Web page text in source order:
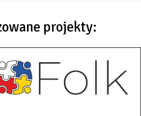
projekty: